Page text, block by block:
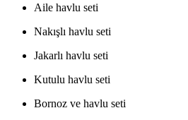
Aile havlu seti
Nakışlı havlu seti
Jakarlı havlu seti
Kutulu havlu seti
Bornoz ve havlu seti